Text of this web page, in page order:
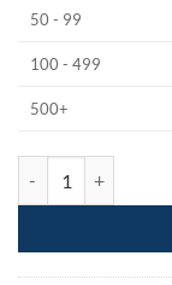
50 - 99
100 - 499
500+